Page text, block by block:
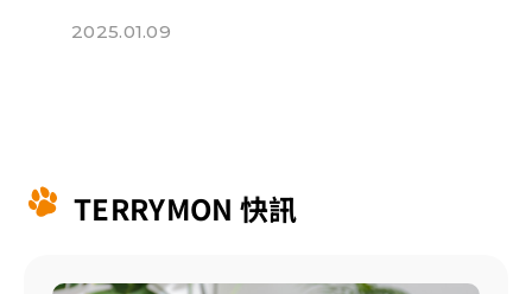
2025.01.09
TERRYMON 快訊